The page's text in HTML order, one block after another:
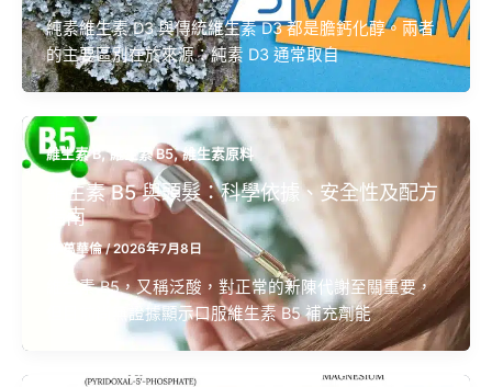
純素維生素 D3 與傳統維生素 D3 都是膽鈣化醇。兩者
的主要區別在於來源：純素 D3 通常取自
維生素 B,維生素 B5,維生素原料
維生素 B5 與頭髮：科學依據、安全性及配方
指南
按萬華倫/2026年7月8日
維生素 B5，又稱泛酸，對正常的新陳代謝至關重要，
但目前尚無證據顯示口服維生素 B5 補充劑能